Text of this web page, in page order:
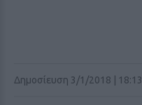
Δημοσίευση 3/1/2018 | 18:13